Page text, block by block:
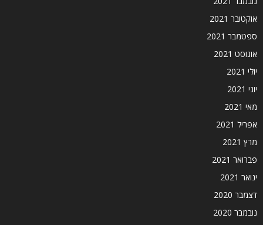
אוקטובר 2021
ספטמבר 2021
אוגוסט 2021
יולי 2021
יוני 2021
מאי 2021
אפריל 2021
מרץ 2021
פברואר 2021
ינואר 2021
דצמבר 2020
נובמבר 2020